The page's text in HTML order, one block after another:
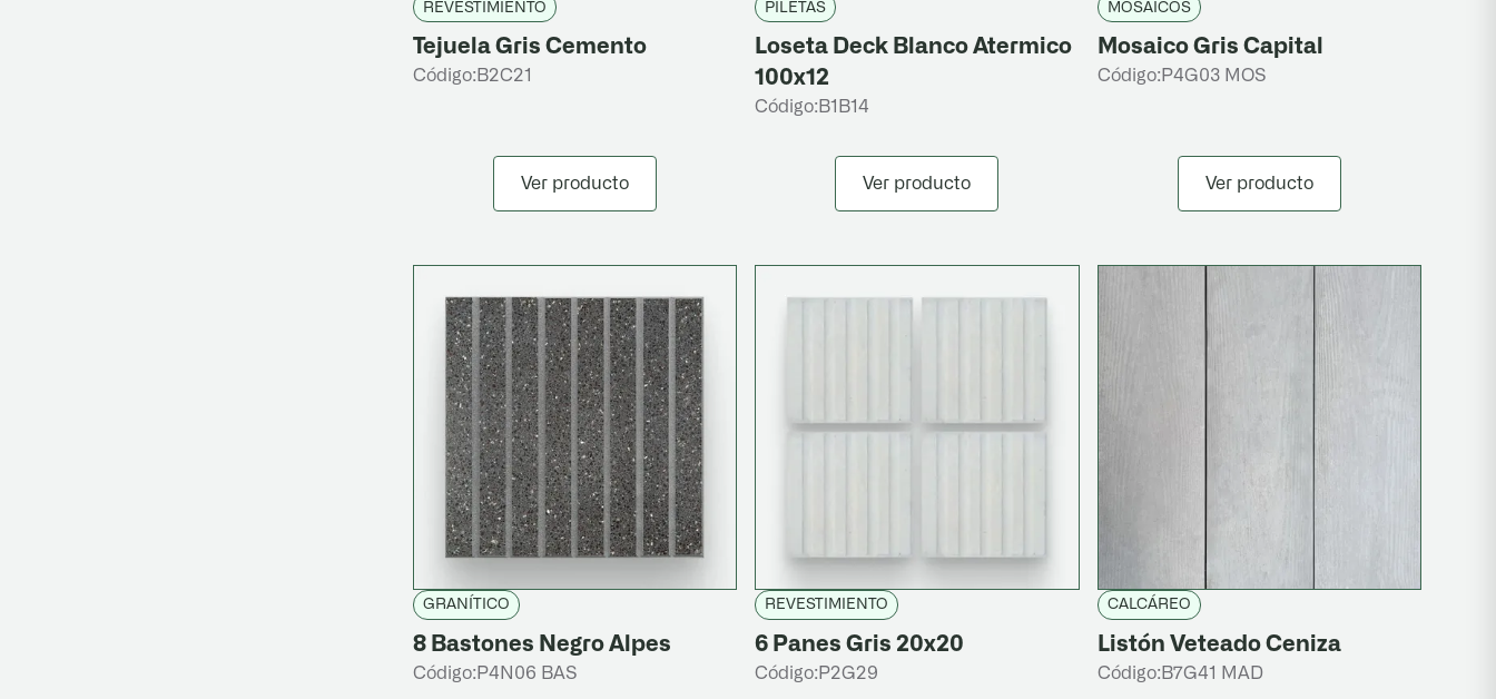
REVESTIMIENTO
Tejuela Gris Cemento
Código: B2C21
Ver producto
PILETAS
Loseta Deck Blanco Atermico
100x12
Código: B1B14
Ver producto
MOSAICOS
Mosaico Gris Capital
Código: P4G03 MOS
Ver producto
GRANÍTICO
8 Bastones Negro Alpes
Código: P4N06 BAS
REVESTIMIENTO
6 Panes Gris 20x20
Código: P2G29
CALCÁREO
Listón Veteado Ceniza
Código: B7G41 MAD